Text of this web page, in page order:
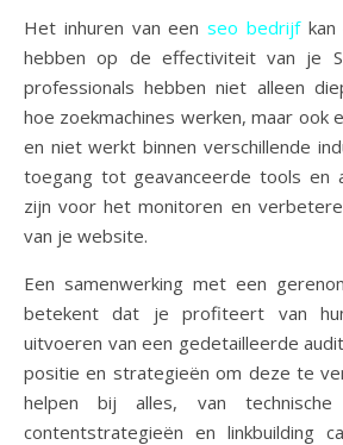
Het inhuren van eenseo bedrijfkan
hebben op de effectiviteit van je
professionals hebben niet alleen
hoe zoekmachines werken, maar ook
en niet werkt binnen verschillende
toegang tot geavanceerde tools en
zijn voor het monitoren en
van je website.
Een samenwerking met een
betekent dat je profiteert van
uitvoeren van een gedetailleerde
positie en strategieën om deze te
helpen bij alles, van
contentstrategieën en linkbuilding